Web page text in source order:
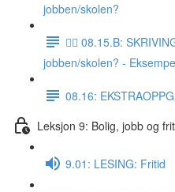
jobben/skolen?
✍🏼 08.15.B:
jobben/skolen? -
08.16:
Leksjon 9: Bolig, jobb og
9.01: LESING: Fritid